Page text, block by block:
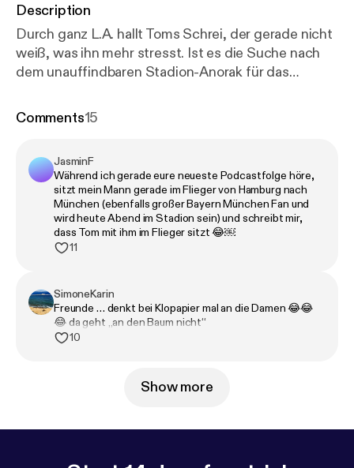
Description
Durch ganz L.A. hallt Toms Schrei, der gerade nicht
weiß, was ihn mehr stresst. Ist es die Suche nach
dem unauffindbaren Stadion-Anorak für das
wachsenden Mähne in der Schulterregion, oder das
Newtons Gesetze als auch die Side Eyes der
bräsigen Nachbarschaft ignoriert, und Braus für
Freundin Sarah, deren Anwesenheit dem gestrigen
Abend zusätzlich zu ein paar unlöschbaren
Nacktfotos auch noch einen ordentlichen Hung-
Infos rund um den Podcast, Updates und
Werbepartner findet ihr hier:https://www.instagram.
com/kaulitzhills.podcast/
s://podcastchoices.com/adchoices
Comments15
JasminF
Während ich gerade eure neueste Podcastfolge höre,
sitzt mein Mann gerade im Flieger von Hamburg nach
München (ebenfalls großer Bayern München Fan und
wird heute Abend im Stadion sein) und schreibt mir,
dass Tom mit ihm im Flieger sitzt 😂￼
11
SimoneKarin
Freunde … denkt bei Klopapier mal an die Damen 😂😂
😂 da geht „an den Baum nicht“
10
Show more